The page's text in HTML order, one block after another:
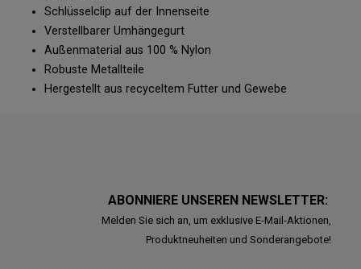
Schlüsselclip auf der Innenseite
Verstellbarer Umhängegurt
Außenmaterial aus 100 % Nylon
Robuste Metallteile
Hergestellt aus recyceltem Futter und Gewebe
ABONNIERE UNSEREN NEWSLETTER:
Melden Sie sich an, um exklusive E-Mail-Aktionen,
Produktneuheiten und Sonderangebote!